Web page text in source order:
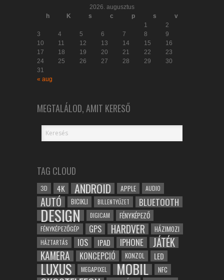
2026. augusztus
h
K s c p s
v
1
2
3
4 5 6 7 8
9
10
11 12 13 14 15
16
17
18 19 20 21 22
23
24
25 26 27 28 29
30
31
« aug
MEGTALÁLOD, AMIT KERESŐ
TAG CLOUD
3D 4K ANDROID APPLE AUDIO
AUTÓ BICIKLI BILLENTYŰZET BLUETOOTH
DESIGN DIGICAM FÉNYKÉPEZŐ
FÉNYKÉPEZŐGÉP GPS HARDVER HÁZIMOZI
HÁZTARTÁS IOS IPAD IPHONE JÁTÉK
KAMERA KONCEPCIÓ KONZOL LED
LUXUS MEGAPIXEL MOBIL NFC